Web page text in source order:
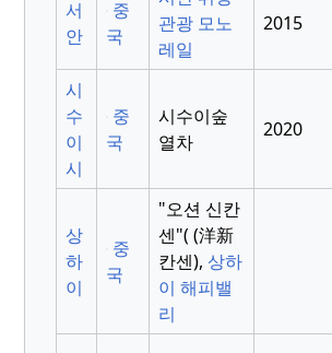
서
안
중
국
관광 모노
레일
2015
시
수
이
시
중
국
시수이숲
열차
2020
상
하
이
중
국
"오션 신칸
센"( (洋新
칸센), 상하
이 해피밸
리